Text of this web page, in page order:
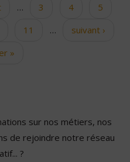
… 3 4
5
11 …
suivant ›
»
sur nos métiers, nos
de rejoindre notre réseau
?